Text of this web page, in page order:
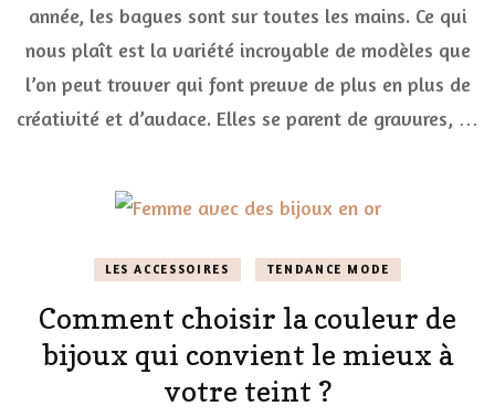
bagues
à
porter
2023
année, les bagues sont sur toutes les mains. Ce qui
nous plaît est la variété incroyable de modèles que
l’on peut trouver qui font preuve de plus en plus de
créativité et d’audace. Elles se parent de gravures, …
LES ACCESSOIRES TENDANCE MODE
Comment choisir la couleur de
bijoux qui convient le mieux à
votre teint ?